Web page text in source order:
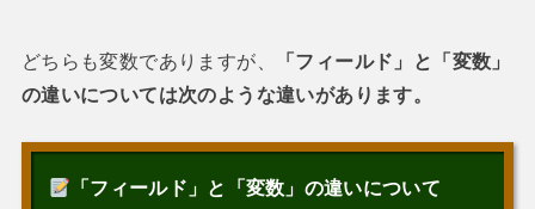
どちらも変数でありますが、
「フィールド」と「変数」
の違いについては次のような違いがあります。
「フィールド」と「変数」の違いについて